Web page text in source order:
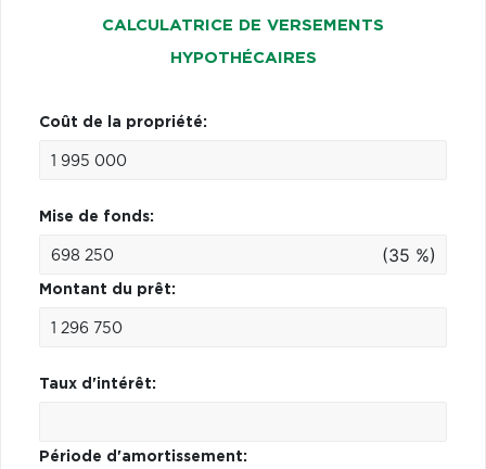
CALCULATRICE DE VERSEMENTS
HYPOTHÉCAIRES
Coût de la propriété:
Mise de fonds:
(35 %)
Montant du prêt:
Taux d'intérêt:
Période d'amortissement: